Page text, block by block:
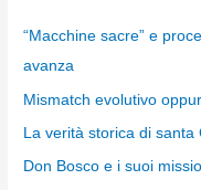
“Macchine sacre” e
avanza
Mismatch evolutivo
La verità storica di
Don Bosco e i suoi